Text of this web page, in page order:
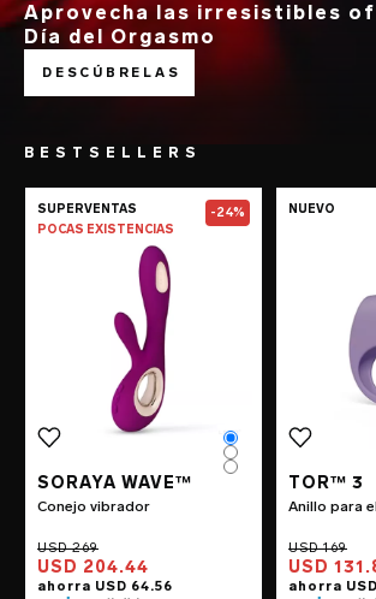
Aprovecha las irresistibles
Día del Orgasmo
DESCÚBRELAS
BESTSELLERS
Go to theSORAYA Wave™
SUPERVENTAS
POCAS EXISTENCIAS
-24%
SORAYA WAVE™
Conejo vibrador
USD 204.44
Color
Color
Color
NUEVO
TOR™ 3
Anillo para
USD